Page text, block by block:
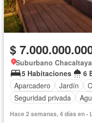
$
Suburbano
5 Habitaciones
6
Aparcadero
Jardín
Seguridad privada
Hace 2 semanas, 4 días en -